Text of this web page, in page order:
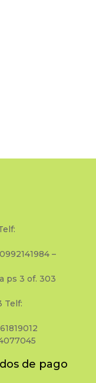
–
ps 3 of. 303
Telf:
de pago